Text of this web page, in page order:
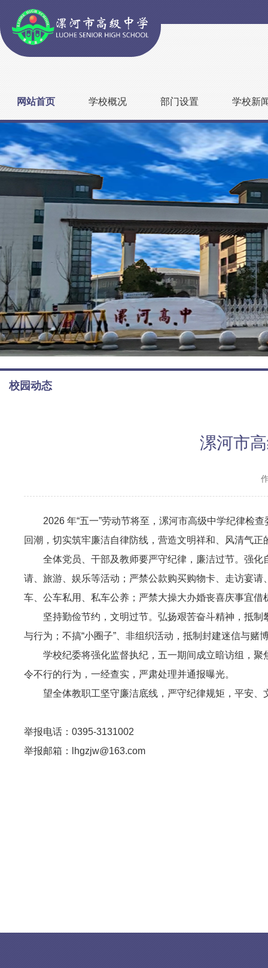
网站首页 学校概况 部门设置 学校新
校园动态
漯河市
2026 年“五一”劳动节将至，漯河市高级中学纪律检
回潮，切实筑牢廉洁自律防线，营造文明祥和、风清气
全体党员、干部及教师要严守纪律，廉洁过节。强
请、旅游、娱乐等活动；严禁公款购买购物卡、走访宴
车、公车私用、私车公养；严禁大操大办婚丧喜庆事宜
坚持勤俭节约，文明过节。弘扬艰苦奋斗精神，抵
与行为；不搞“小圈子”、非组织活动，抵制封建迷信与赌
学校纪委将强化监督执纪，五一期间成立暗访组，
令不行的行为，一经查实，严肃处理并通报曝光。
望全体教职工坚守廉洁底线，严守纪律规矩，平安、
举报电话：0395-3131002
举报邮箱：lhgzjw@163.com